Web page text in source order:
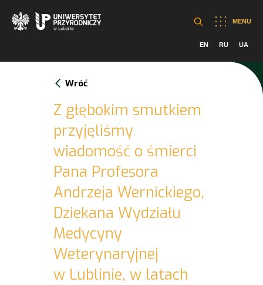
MENU
EN RU UA
Wróć
Z głębokim smutkiem
przyjęliśmy
wiadomość o śmierci
Pana Profesora
Andrzeja Wernickiego,
Dziekana Wydziału
Medycyny
Weterynaryjnej
w Lublinie, w latach